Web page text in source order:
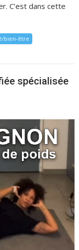
C’est dans cette
bien-être
spécialisée